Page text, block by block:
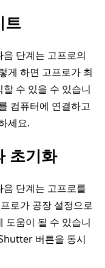
트
단계는 고프로의
게 하면 고프로가 최
수 있을 수 있습니
컴퓨터에 연결하고
세요.
초기화
단계는 고프로를
로가 공장 설정으로
도움이 될 수 있습니
버튼을 동시